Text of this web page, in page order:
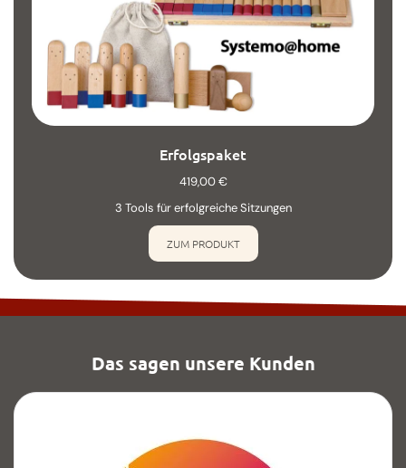
Erfolgspaket
419,00€
3 Tools für erfolgreiche Sitzungen
ZUM PRODUKT
Das sagen unsere Kunden